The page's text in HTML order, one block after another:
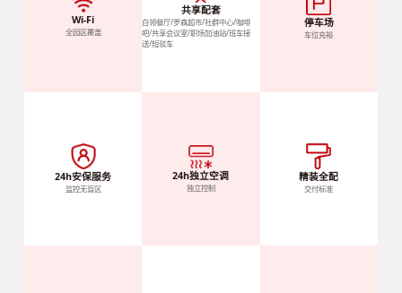
Wi-Fi
全园区覆盖
共享配套
白领餐厅/罗森超市/社群中心/咖啡
吧/共享会议室/职场加油站/班车接
送/短驳车
停车场
车位充裕
24h安保服务
监控无盲区
24h独立空调
独立控制
精装全配
交付标准